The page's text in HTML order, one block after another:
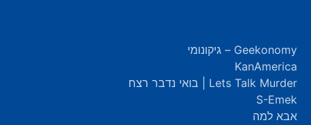
Geekonomy – גיקונומי
KanAmerica
Lets Talk Murder | בואי נדבר רצח
S-Emek
אבא למה